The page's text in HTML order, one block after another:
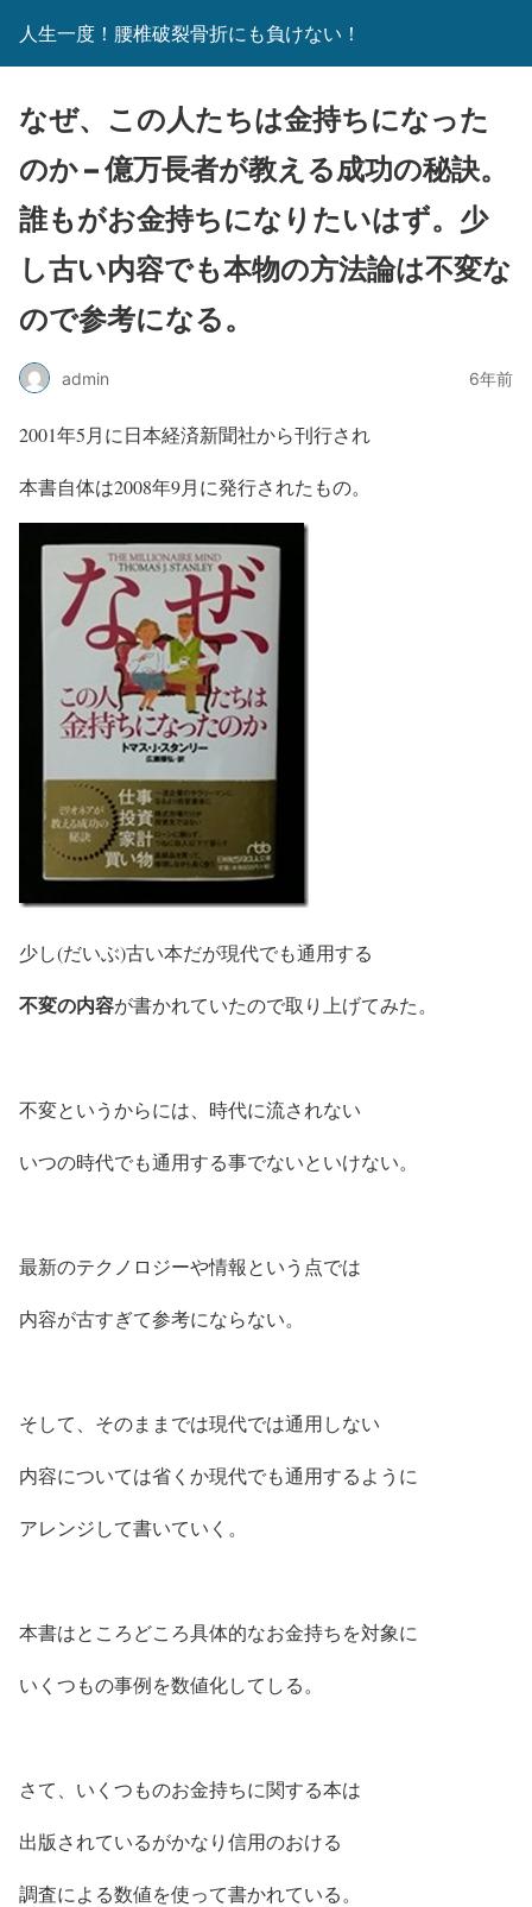
人生一度！腰椎破裂骨折にも負けない！
なぜ、この人たちは金持ちになった
のか – 億万長者が教える成功の秘訣。
誰もがお金持ちになりたいはず。少
し古い内容でも本物の方法論は不変な
ので参考になる。
admin 6年前
2001年5月に日本経済新聞社から刊行され
本書自体は2008年9月に発行されたもの。
少し(だいぶ)古い本だが現代でも通用する
不変の内容が書かれていたので取り上げてみた。
不変というからには、時代に流されない
いつの時代でも通用する事でないといけない。
最新のテクノロジーや情報という点では
内容が古すぎて参考にならない。
そして、そのままでは現代では通用しない
内容については省くか現代でも通用するように
アレンジして書いていく。
本書はところどころ具体的なお金持ちを対象に
いくつもの事例を数値化してしる。
さて、いくつものお金持ちに関する本は
出版されているがかなり信用のおける
調査による数値を使って書かれている。